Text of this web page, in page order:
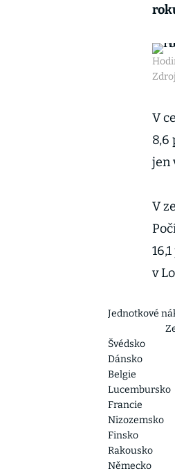
V
8,6
jen
V
v
Jednotkové
Švédsko
Dánsko
Belgie
Lucembursko
Francie
Nizozemsko
Finsko
Rakousko
Německo